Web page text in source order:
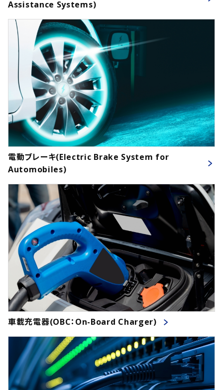
Assistance Systems)
電動ブレーキ(Electric Brake System for
Automobiles)
車載充電器(OBC：On-Board Charger)